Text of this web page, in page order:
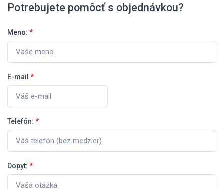
Potrebujete pomôcť s objednávkou?
Meno: *
E-mail *
Telefón: *
Dopyt: *